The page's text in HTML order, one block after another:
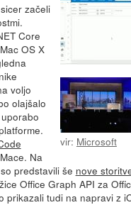
vir: Microsoft
začeli
Core
OS X
voljo
olajšalo
Na
predstavili še nove
Office Graph API za
prikazali tudi na napravi z